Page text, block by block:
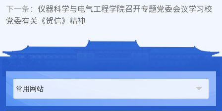
下一条： 仪器科学与电气工程学院召开专题党委会议学习校
党委有关《贺信》精神
常用网站